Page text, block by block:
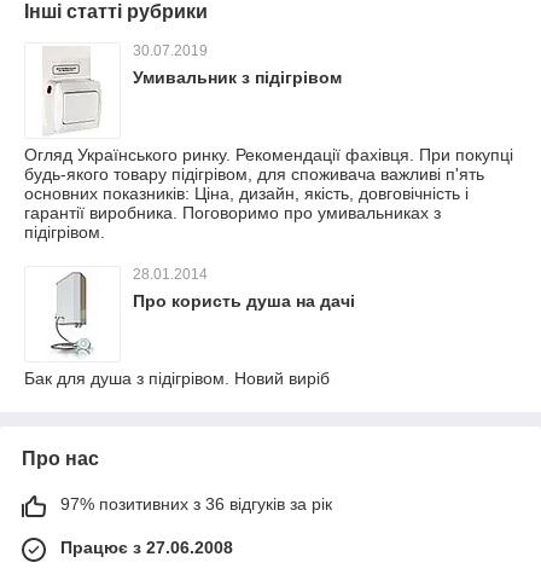
Інші статті рубрики
30.07.2019
Умивальник з підігрівом
Огляд Українського ринку. Рекомендації фахівця. При покупці
будь-якого товару підігрівом, для споживача важливі п'ять
основних показників: Ціна, дизайн, якість, довговічність і
гарантії виробника. Поговоримо про умивальниках з
підігрівом.
28.01.2014
Про користь душа на дачі
Бак для душа з підігрівом. Новий виріб
Про нас
97% позитивних з 36 відгуків за рік
Працює з 27.06.2008